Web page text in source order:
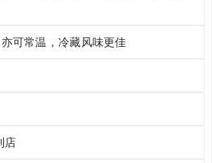
可常温，冷藏风味更佳
店